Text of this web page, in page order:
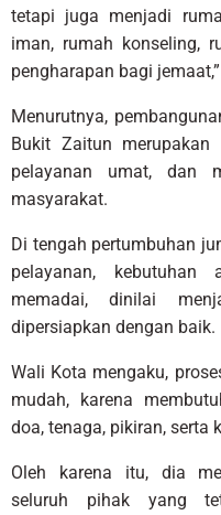
tetapi juga menjadi
iman, rumah konseling,
pengharapan bagi
Menurutnya,
Bukit Zaitun
pelayanan umat, dan
masyarakat.
Di tengah pertumbuhan
pelayanan, kebutuhan
memadai, dinilai
dipersiapkan dengan baik.
Wali Kota mengaku,
mudah, karena
doa, tenaga, pikiran, serta
Oleh karena itu, dia
seluruh pihak yang